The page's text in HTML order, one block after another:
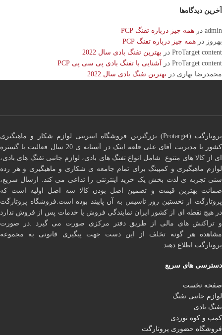
آخرین دیدگاه‌ها
admin در همه چیز درباره تفنگ PCP
بهروز در همه چیز درباره تفنگ PCP
ProTarget content در بهترین تفنگ بادی سال 2022
ProTarget content در
آشنایی با تفنگ بادی پی سی پی PCP
محمدرضا بهاری در بهترین تفنگ بادی سال 2022
پروتارگت (Protarget) بزرگترین فروشگاه اینترنتی لوازم شکار و ماهیگیری
کشور با مدیریت آقای علی قلعه اینک در آستانه ی 20 سال فعالیت با گستره
ای از کالا های متنوع شامل انواع تفنگ های بادی، لوازم جانبی تفنگ های بادی،
لوازم ماهیگیری و کمپینگ برای تمام جامعه ی شکاری و ماهیگیری و هر رده
سنی تجربه ی لذت بخش یک خرید اینترنتی را تداعی می کند. ارسال سریع،
ضمانت بهترین قیمت و تضمین اصل بودن کالا سه اصل اولیه است که
پروتارگت از نخستین روز تاسیس به آن پایبند بوده است.فروشگاه پروتارگت
در هیچ نقطه ای از کشور ایران نمایندگی فروش یا خدمات پس از فروش ندارد
و تراکنش های مالی از طریق دفتر مرکزی صورت می گیرد .در صورت
مشاهده هر گونه تخلف از این دست جهت پیگیری قانونی به مجموعه
پروتارگت اطلاع دهید.
دسترسی های سریع
صفحه نخست
لوازم جانبی تفنگ
تفنگ بادی
کمپ و کوه نوردی
فروشگاه حضوری پروتارگت